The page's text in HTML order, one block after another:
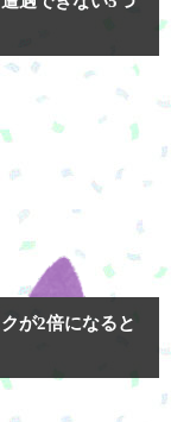
が2倍になると